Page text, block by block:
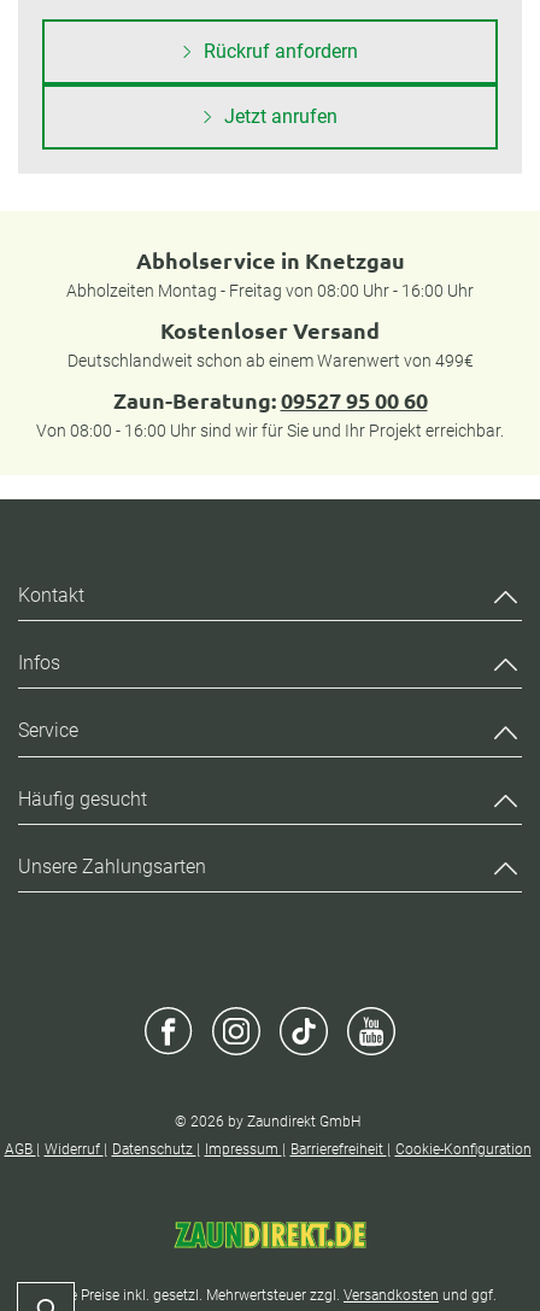
Rückruf anfordern
Jetzt anrufen
Abholservice in Knetzgau
Abholzeiten Montag - Freitag von 08:00 Uhr - 16:00 Uhr
Kostenloser Versand
Deutschlandweit schon ab einem Warenwert von 499€
Zaun-Beratung:09527 95 00 60
Von 08:00 - 16:00 Uhr sind wir für Sie und Ihr Projekt erreichbar.
Kontakt
Infos
Service
Häufig gesucht
Unsere Zahlungsarten
© 2026 by Zaundirekt GmbH
AGB
Widerruf Datenschutz Impressum Barrierefreiheit Cookie-Konfiguration
* Alle Preise inkl. gesetzl. Mehrwertsteuer zzgl. Versandkosten und ggf.
Kontrast